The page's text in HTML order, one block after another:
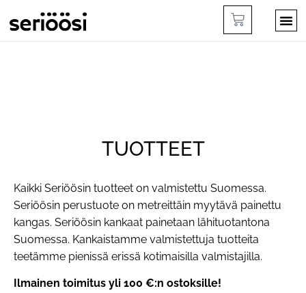
TUOTTEET
Kaikki Seriöösin tuotteet on valmistettu Suomessa.
Seriöösin perustuote on metreittäin myytävä painettu
kangas. Seriöösin kankaat painetaan lähituotantona
Suomessa. Kankaistamme valmistettuja tuotteita
teetämme pienissä erissä kotimaisilla valmistajilla.
Ilmainen toimitus yli 100 €:n ostoksille!